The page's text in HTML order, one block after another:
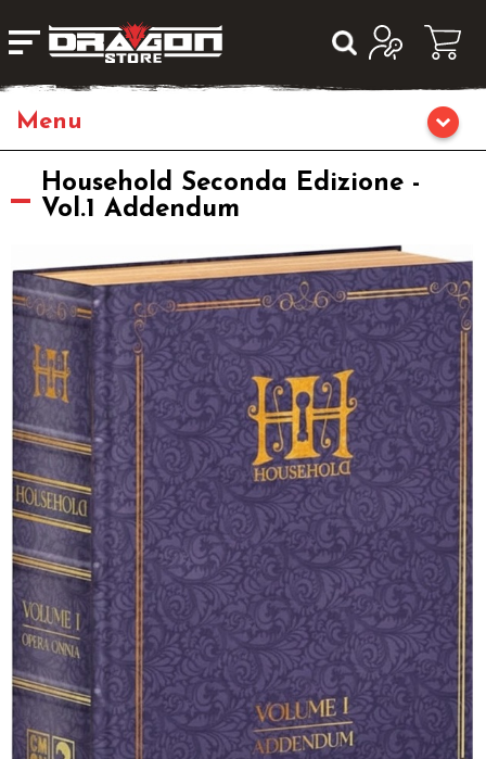
Giochi da Tavolo
Librigame
Editoria
Giochi di Carte Collezionabili
Miniature
Dadi
Accessori
Giocattoli e Gadget
Offerte del Dragone
Household Seconda Edizione -
Vol.1 Addendum